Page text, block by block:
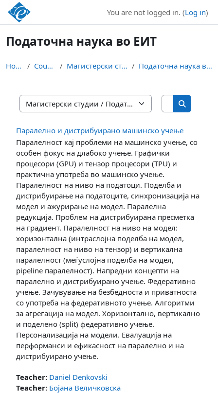
Skip to main content
You are not logged in. (Log in)
Податочна наука во ЕИТ
Home Courses Магистерски студии Податочна наука во ЕИТ
Course categories
Search
Search
Паралелно и дистрибуирано машинско учење
Паралелност кај проблеми на машинско учење, со
особен фокус на длабоко учење. Графички
процесори (GPU) и тензор процесори (TPU) и
практична употреба во машинско учење.
Паралелност на ниво на податоци. Поделба и
дистрибуирање на податоците, синхронизација на
модел и ажурирање на модел. Паралелна
редукција. Проблем на дистрибуирана пресметка
на градиент. Паралелност на ниво на модел:
хоризонтална (интраслојна поделба на модел,
паралелност на ниво на тензор) и вертикална
паралелност (меѓуслојна поделба на модел,
pipeline паралелност). Напредни концепти на
паралелно и дистрибуирано учење. Федеративно
учење. Зачувување на безбедноста и приватноста
со употреба на федеративното учење. Алгоритми
за агрегација на модел. Хоризонтално, вертикално
и поделено (split) федеративно учење.
Персонализација на модели. Евалуација на
перформанси и ефикасност на паралелно и на
дистрибуирано учење.
Teacher: Daniel Denkovski
Teacher: Бојана Величковска